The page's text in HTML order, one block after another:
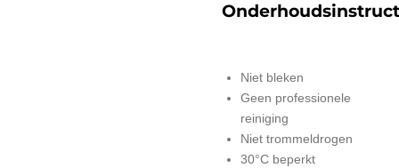
Niet bleken
Geen professionele
reiniging
Niet trommeldrogen
30°C beperkt